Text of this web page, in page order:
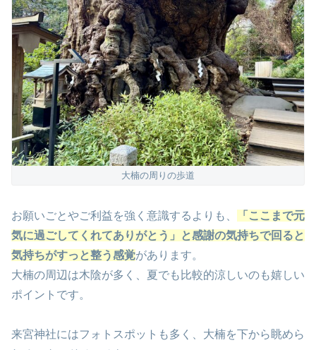
大楠の周りの歩道
お願いごとやご利益を強く意識するよりも、
「ここまで元
気に過ごしてくれてありがとう」と感謝の気持ちで回ると
気持ちがすっと整う感覚があります。
大楠の周辺は木陰が多く、夏でも比較的涼しいのも嬉しい
ポイントです。
来宮神社にはフォトスポットも多く、大楠を下から眺めら